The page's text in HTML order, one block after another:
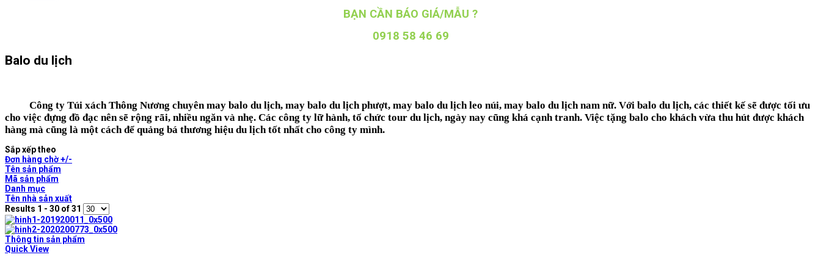
BẠN CẦN BÁO GIÁ/MẪU ?
0918 58 46 69
Balo du lịch
Công ty Túi xách Thông Nương chuyên may balo du lịch, may balo du lịch phượt, may balo du lịch leo núi, may balo du lịch nam nữ. Với balo du lịch, các thiết kế sẽ được tối ưu
cho việc đựng đồ đạc nên sẽ rộng rãi, nhiều ngăn và nhẹ. Các công ty lữ hành, tổ chức tour du lịch, ngày nay cũng khá cạnh tranh. Việc tặng balo cho khách vừa thu hút được khách
hàng mà cũng là một cách để quảng bá thương hiệu du lịch tốt nhất cho công ty mình.
Sắp xếp theo
Đơn hàng chờ +/-
Tên sản phẩm
Mã sản phẩm
Danh mục
Tên nhà sản xuất
Results 1 - 30 of 31
Thông tin sản phẩm
Quick View